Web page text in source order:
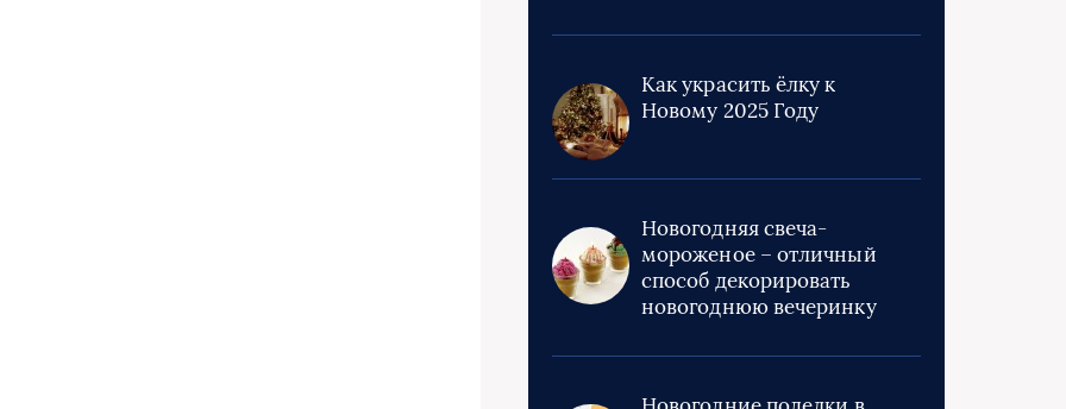
Как украсить ёлку к
Новому 2025 Году
Новогодняя свеча-
мороженое – отличный
способ декорировать
новогоднюю вечеринку